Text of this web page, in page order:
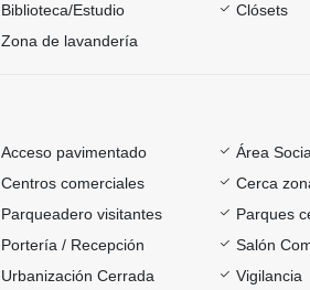
Biblioteca/Estudio
Clósets
Zona de lavandería
Acceso pavimentado Área
Centros comerciales
Cerca
Parqueadero visitantes
Parques
Portería / Recepción
Salón
Urbanización Cerrada
Vigilancia